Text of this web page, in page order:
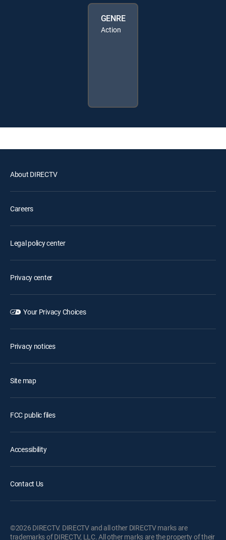
GENRE
Action
About DIRECTV
Careers
Legal policy center
Privacy center
Your Privacy Choices
Privacy notices
Site map
FCC public files
Accessibility
Contact Us
©2026 DIRECTV. DIRECTV and all other DIRECTV marks are
trademarks of DIRECTV, LLC. All other marks are the property of their